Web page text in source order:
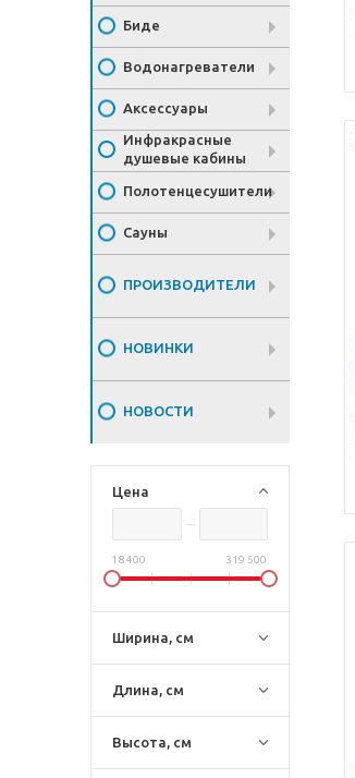
Биде
Водонагреватели
Аксессуары
Инфракрасные
душевые кабины
Полотенцесушители
Сауны
ПРОИЗВОДИТЕЛИ
НОВИНКИ
НОВОСТИ
Цена
18 400 319 500
Ширина, см
Длина, см
Высота, см